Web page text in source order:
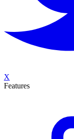
X
Features